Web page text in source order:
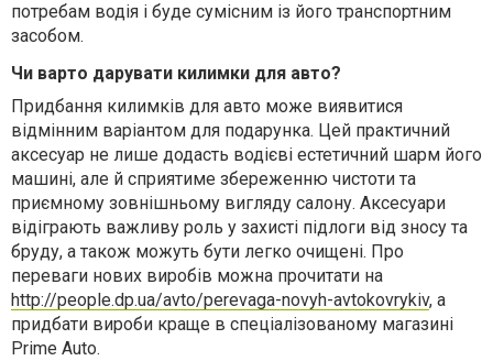
потребам водія і буде сумісним із його транспортним
засобом.
Чи варто дарувати килимки для авто?
Придбання килимків для авто може виявитися
відмінним варіантом для подарунка. Цей практичний
аксесуар не лише додасть водієві естетичний шарм його
машині, але й сприятиме збереженню чистоти та
приємному зовнішньому вигляду салону. Аксесуари
відіграють важливу роль у захисті підлоги від зносу та
бруду, а також можуть бути легко очищені. Про
переваги нових виробів можна прочитати на
http://people.dp.ua/avto/perevaga-novyh-avtokovrykiv, а
придбати вироби краще в спеціалізованому магазині
Prime Auto.